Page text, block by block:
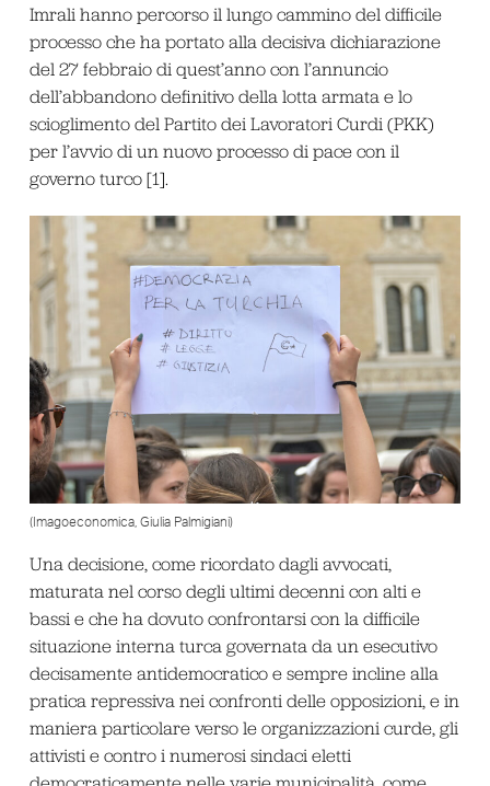
Imrali hanno percorso il lungo cammino del difficile
processo che ha portato alla decisiva dichiarazione
del 27 febbraio di quest’anno con l’annuncio
dell’abbandono definitivo della lotta armata e lo
scioglimento del Partito dei Lavoratori Curdi (PKK)
per l’avvio di un nuovo processo di pace con il
governo turco [1].
(Imagoeconomica, Giulia Palmigiani)
Una decisione, come ricordato dagli avvocati,
maturata nel corso degli ultimi decenni con alti e
bassi e che ha dovuto confrontarsi con la difficile
situazione interna turca governata da un esecutivo
decisamente antidemocratico e sempre incline alla
pratica repressiva nei confronti delle opposizioni, e in
maniera particolare verso le organizzazioni curde, gli
attivisti e contro i numerosi sindaci eletti